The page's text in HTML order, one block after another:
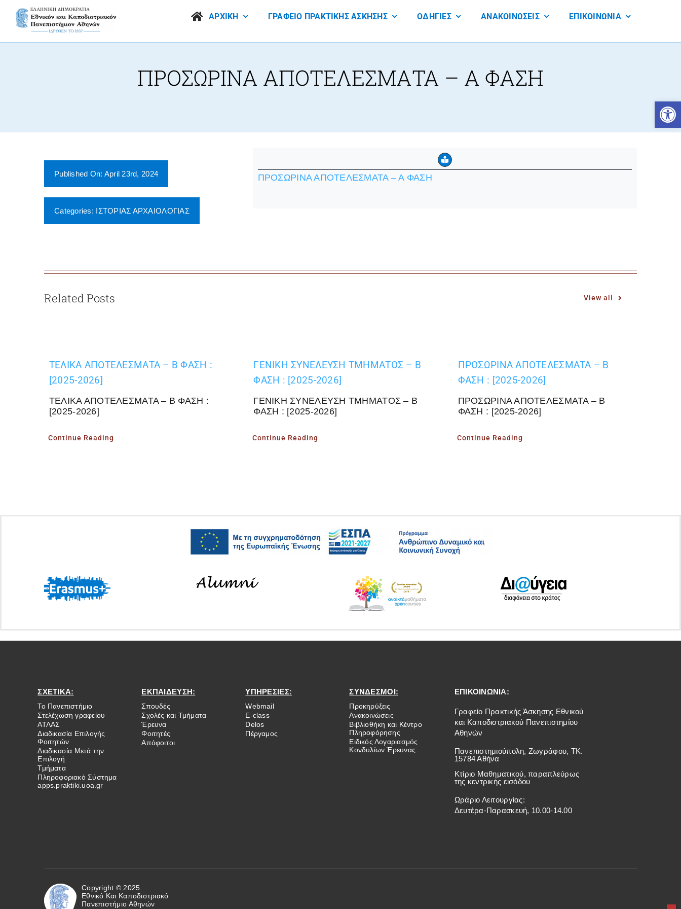
content
ΑΡΧΙΚΗ ΓΡΑΦΕΙΟ ΠΡΑΚΤΙΚΗΣ ΑΣΚΗΣΗΣ ΟΔΗΓΙΕΣ ΑΝΑΚΟΙΝΩΣΕΙΣ ΕΠΙΚΟΙΝΩΝΙΑ
ΠΡΟΣΩΡΙΝΑ ΑΠΟΤΕΛΕΣΜΑΤΑ – Α ΦΑΣΗ
Published On: April 23rd, 2024
Categories: ΙΣΤΟΡΙΑΣ ΑΡΧΑΙΟΛΟΓΙΑΣ
ΠΡΟΣΩΡΙΝΑ ΑΠΟΤΕΛΕΣΜΑΤΑ – Α ΦΑΣΗ
Related Posts View all
ΤΕΛΙΚΑ ΑΠΟΤΕΛΕΣΜΑΤΑ – Β ΦΑΣΗ :
[2025-2026]
ΤΕΛΙΚΑ ΑΠΟΤΕΛΕΣΜΑΤΑ – Β ΦΑΣΗ :
[2025-2026]
Continue Reading
ΓΕΝΙΚΗ ΣΥΝΕΛΕΥΣΗ ΤΜΗΜΑΤΟΣ – Β
ΦΑΣΗ : [2025-2026]
ΓΕΝΙΚΗ ΣΥΝΕΛΕΥΣΗ ΤΜΗΜΑΤΟΣ – Β
ΦΑΣΗ : [2025-2026]
Continue Reading
ΠΡΟΣΩΡΙΝΑ ΑΠΟΤΕΛΕΣΜΑΤΑ – Β
ΦΑΣΗ : [2025-2026]
ΠΡΟΣΩΡΙΝΑ ΑΠΟΤΕΛΕΣΜΑΤΑ – Β
ΦΑΣΗ : [2025-2026]
Continue Reading
ΣΧΕΤΙΚΑ:
Το Πανεπιστήμιο
Στελέχωση γραφείου
ΑΤΛΑΣ
Διαδικασία Επιλογής
Φοιτητών
Διαδικασία Μετά την
Επιλογή
Τμήματα
Πληροφοριακό Σύστημα
apps.praktiki.uoa.gr
ΕΚΠΑΙΔΕΥΣΗ:
Σπουδές
Σχολές και Τμήματα
Έρευνα
Φοιτητές
Απόφοιτοι
ΥΠΗΡΕΣΙΕΣ:
Webmail
E-class
Delos
Πέργαμος
ΣΥΝΔΕΣΜΟΙ:
Προκηρύξεις
Ανακοινώσεις
Βιβλιοθήκη και Κέντρο
Πληροφόρησης
Ειδικός Λογαριασμός
Κονδυλίων Έρευνας
ΕΠΙΚΟΙΝΩΝΙΑ:
Γραφείο Πρακτικής Άσκησης Εθνικού
και Καποδιστριακού Πανεπιστημίου
Αθηνών
Πανεπιστημιούπολη, Ζωγράφου, ΤΚ.
15784 Αθήνα
Κτίριο Μαθηματικού, παραπλεύρως
της κεντρικής εισόδου
Ωράριο Λειτουργίας:
Δευτέρα-Παρασκευή, 10.00-14.00
Copyright © 2025
Εθνικό Και Καποδιστριακό
Πανεπιστήμιο Αθηνών